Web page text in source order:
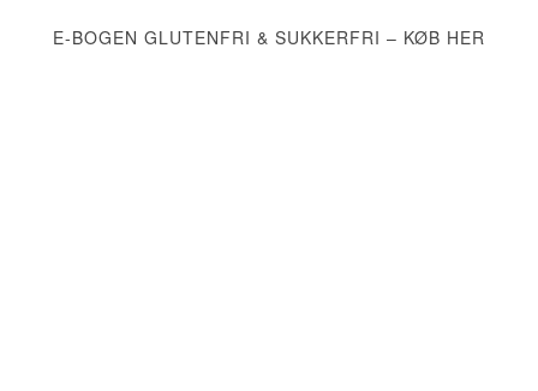
E-BOGEN GLUTENFRI & SUKKERFRI – KØB HER